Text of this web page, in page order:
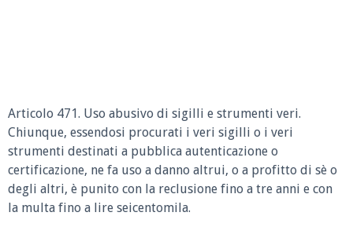
Articolo 471. Uso abusivo di sigilli e strumenti veri.
Chiunque, essendosi procurati i veri sigilli o i veri
strumenti destinati a pubblica autenticazione o
certificazione, ne fa uso a danno altrui, o a profitto di sè o
degli altri, è punito con la reclusione fino a tre anni e con
la multa fino a lire seicentomila.